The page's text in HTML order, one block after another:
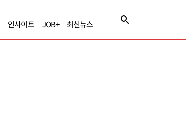
인사이트 JOB+ 최신뉴스